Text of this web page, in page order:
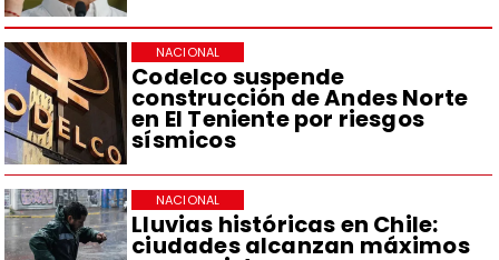
Codelco suspende
construcción de Andes Norte
en El Teniente por riesgos
sísmicos
NACIONAL
Lluvias históricas en Chile:
ciudades alcanzan máximos
NACIONAL